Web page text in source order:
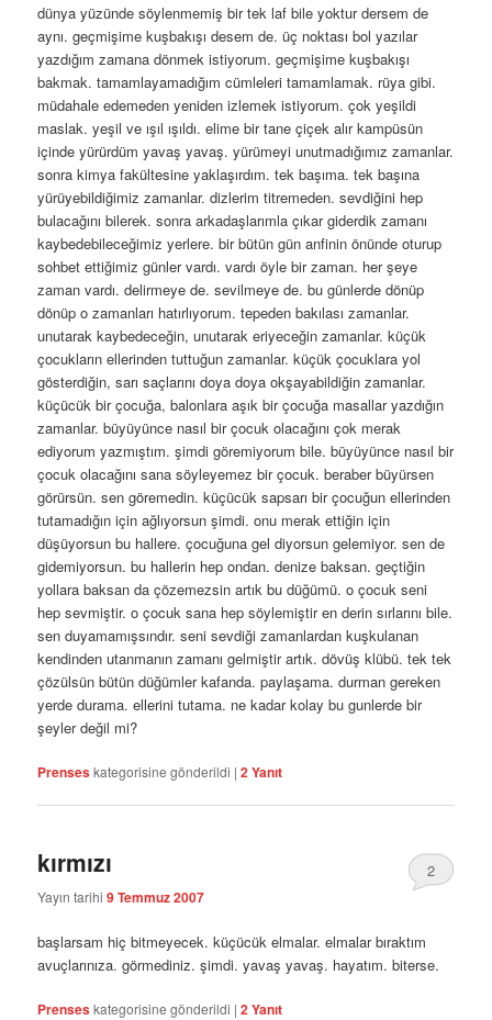
dünya yüzünde söylenmemiş bir tek laf bile yoktur dersem de
aynı. geçmişime kuşbakışı desem de. üç noktası bol yazılar
yazdığım zamana dönmek istiyorum. geçmişime kuşbakışı
bakmak. tamamlayamadığım cümleleri tamamlamak. rüya gibi.
müdahale edemeden yeniden izlemek istiyorum. çok yeşildi
maslak. yeşil ve ışıl ışıldı. elime bir tane çiçek alır kampüsün
içinde yürürdüm yavaş yavaş. yürümeyi unutmadığımız zamanlar.
sonra kimya fakültesine yaklaşırdım. tek başıma. tek başına
yürüyebildiğimiz zamanlar. dizlerim titremeden. sevdiğini hep
bulacağını bilerek. sonra arkadaşlarımla çıkar giderdik zamanı
kaybedebileceğimiz yerlere. bir bütün gün anfinin önünde oturup
sohbet ettiğimiz günler vardı. vardı öyle bir zaman. her şeye
zaman vardı. delirmeye de. sevilmeye de. bu günlerde dönüp
dönüp o zamanları hatırlıyorum. tepeden bakılası zamanlar.
unutarak kaybedeceğin, unutarak eriyeceğin zamanlar. küçük
çocukların ellerinden tuttuğun zamanlar. küçük çocuklara yol
gösterdiğin, sarı saçlarını doya doya okşayabildiğin zamanlar.
küçücük bir çocuğa, balonlara aşık bir çocuğa masallar yazdığın
zamanlar. büyüyünce nasıl bir çocuk olacağını çok merak
ediyorum yazmıştım. şimdi göremiyorum bile. büyüyünce nasıl bir
çocuk olacağını sana söyleyemez bir çocuk. beraber büyürsen
görürsün. sen göremedin. küçücük sapsarı bir çocuğun ellerinden
tutamadığın için ağlıyorsun şimdi. onu merak ettiğin için
düşüyorsun bu hallere. çocuğuna gel diyorsun gelemiyor. sen de
gidemiyorsun. bu hallerin hep ondan. denize baksan. geçtiğin
yollara baksan da çözemezsin artık bu düğümü. o çocuk seni
hep sevmiştir. o çocuk sana hep söylemiştir en derin sırlarını bile.
sen duyamamışsındır. seni sevdiği zamanlardan kuşkulanan
kendinden utanmanın zamanı gelmiştir artık. dövüş klübü. tek tek
çözülsün bütün düğümler kafanda. paylaşama. durman gereken
yerde durama. ellerini tutama. ne kadar kolay bu gunlerde bir
şeyler değil mi?
Prenseskategorisine gönderildi |2Yanıt
kırmızı
Yayın tarihi9 Temmuz 2007
2
başlarsam hiç bitmeyecek. küçücük elmalar. elmalar bıraktım
avuçlarınıza. görmediniz. şimdi. yavaş yavaş. hayatım. biterse.
Prenseskategorisine gönderildi |2Yanıt